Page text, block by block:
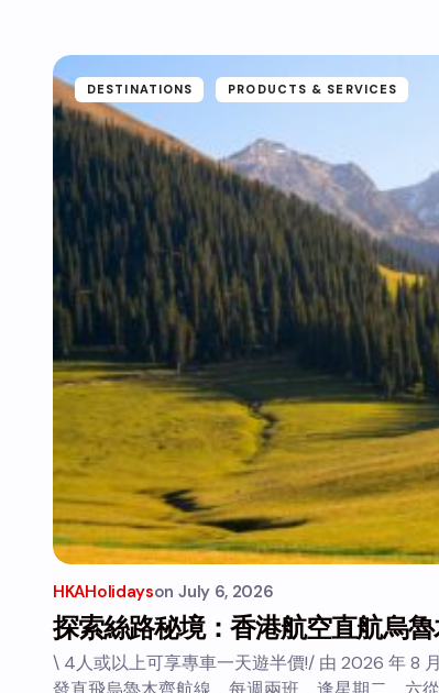
DESTINATIONS PRODUCTS & SERVICES
HKAHolidayson July 6, 2026
探索絲路秘境：香港航空直航烏
\ 4人或以上可享專車一天遊半價!/ 由 2026 年 8